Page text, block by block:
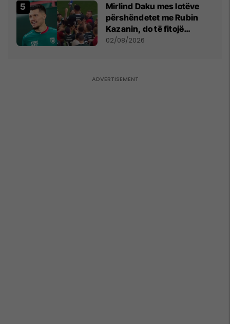
Mirlind Daku mes lotëve
përshëndetet me Rubin
Kazanin, do të fitojë
miliona te Spartak Moska
02/08/2026